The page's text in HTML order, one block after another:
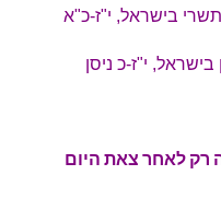
בישראל, י"ז-כ"א
י"ז-כ ניסן
רק לאחר צאת היום